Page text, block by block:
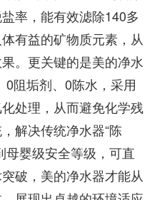
率，能有效滤除140多
有益的矿物质元素，从
。更关键的是美的净水
阻垢剂、0陈水，采用
处理，从而避免化学残
解决传统净水器“陈
母婴级安全等级，可直
破，美的净水器才能从